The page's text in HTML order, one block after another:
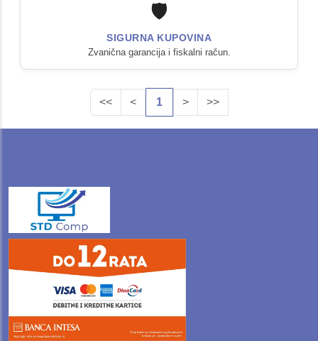
🛡️
SIGURNA KUPOVINA
Zvanična garancija i fiskalni račun.
<< < 1 > >>